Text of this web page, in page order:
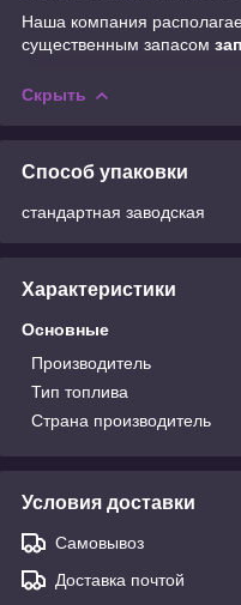
Наша компания
существенным запасом
Скрыть
Способ упаковки
стандартная заводская
Характеристики
Основные
Производитель
Тип топлива
Страна производитель
Условия доставки
Самовывоз
Доставка почтой